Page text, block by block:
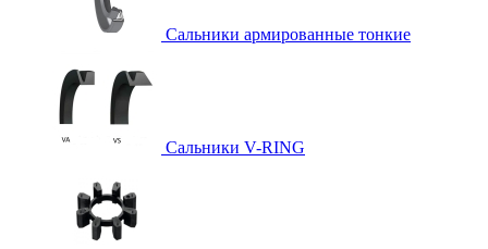
Сальники армированные тонкие
Сальники V-RING